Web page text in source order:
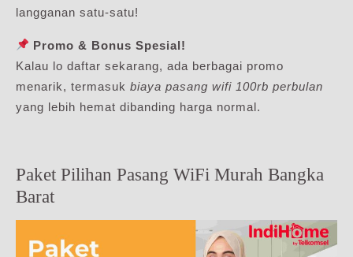
langganan satu-satu!
Promo & Bonus Spesial!
Kalau lo daftar sekarang, ada berbagai promo
menarik, termasuk biaya pasang wifi 100rb perbulan
yang lebih hemat dibanding harga normal.
Paket Pilihan Pasang WiFi Murah Bangka
Barat